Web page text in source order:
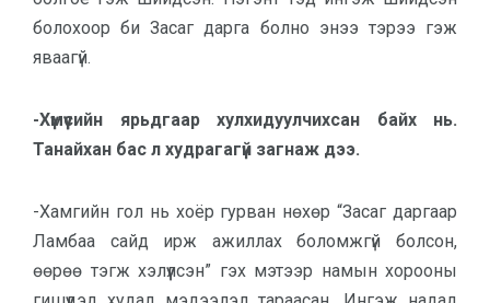
болохоор би Засаг дарга болно энээ тэрээ гэж
яваагүй.
-Хүмүүсийн ярьдгаар хулхидуулчихсан байх нь.
Танайхан бас л худрагагүй загнаж дээ.
-Хамгийн гол нь хоёр гурван нөхөр “Засаг даргаар
Ламбаа сайд ирж ажиллах боломжгүй болсон,
өөрөө тэгж хэлүүлсэн” гэх мэтээр намын хорооны